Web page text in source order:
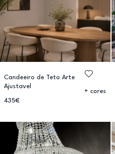
Candeeiro de Teto Arte
Ajustavel
435€
+ cores